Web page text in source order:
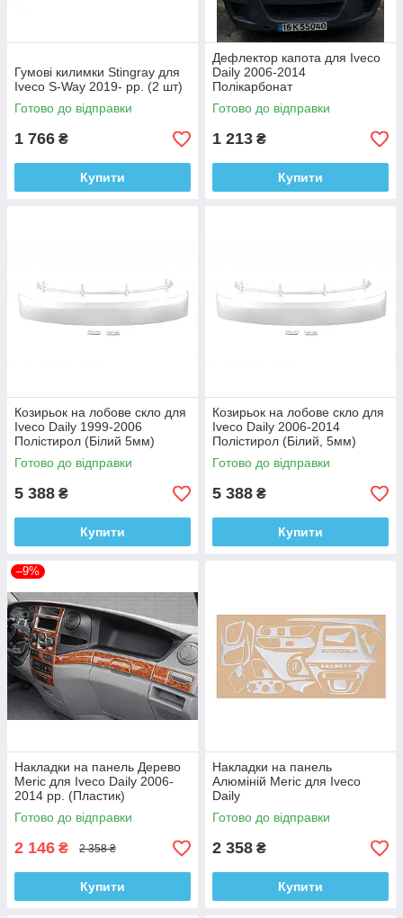
Гумові килимки Stingray для
Iveco S-Way 2019- рр. (2 шт)
Готово до відправки
1 766 ₴
Купити
Дефлектор капота для Iveco
Daily 2006-2014
Полікарбонат
Готово до відправки
1 213 ₴
Купити
Козирьок на лобове скло для
Iveco Daily 1999-2006
Полістирол (Білий 5мм)
Готово до відправки
5 388 ₴
Купити
Козирьок на лобове скло для
Iveco Daily 2006-2014
Полістирол (Білий, 5мм)
Готово до відправки
5 388 ₴
Купити
–9%
Накладки на панель Дерево
Meric для Iveco Daily 2006-
2014 рр. (Пластик)
Готово до відправки
2 146 ₴ 2 358 ₴
Купити
Накладки на панель
Алюміній Meric для Iveco
Daily
Готово до відправки
2 358 ₴
Купити